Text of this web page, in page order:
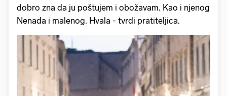
dobro zna da ju poštujem i obožavam. Kao i njenog
Nenada i malenog. Hvala - tvrdi pratiteljica.